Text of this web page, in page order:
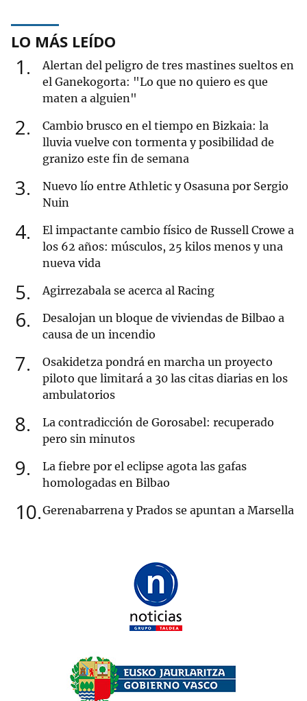
LO MÁS LEÍDO
1
Alertan del peligro de tres mastines sueltos en
el Ganekogorta: "Lo que no quiero es que
maten a alguien"
2
Cambio brusco en el tiempo en Bizkaia: la
lluvia vuelve con tormenta y posibilidad de
granizo este fin de semana
3
Nuevo lío entre Athletic y Osasuna por Sergio
Nuin
4
El impactante cambio físico de Russell Crowe a
los 62 años: músculos, 25 kilos menos y una
nueva vida
5 Agirrezabala se acerca al Racing
6
Desalojan un bloque de viviendas de Bilbao a
causa de un incendio
7
Osakidetza pondrá en marcha un proyecto
piloto que limitará a 30 las citas diarias en los
ambulatorios
8
La contradicción de Gorosabel: recuperado
pero sin minutos
9
La fiebre por el eclipse agota las gafas
homologadas en Bilbao
10 Gerenabarrena y Prados se apuntan a Marsella